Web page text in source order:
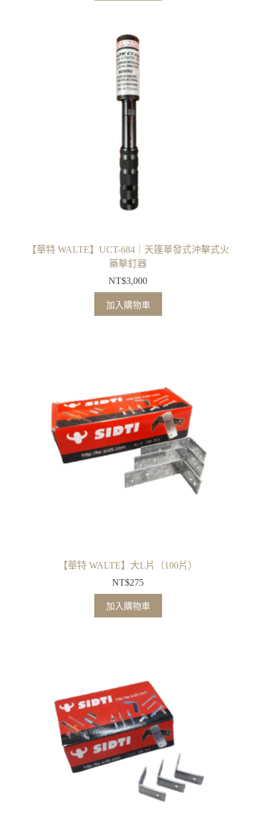
【華特 WALTE】UCT-684｜天篷單發式沖擊式火
藥擊釘器
NT$3,000
加入購物車
【華特 WALTE】大L片（100片）
NT$275
加入購物車